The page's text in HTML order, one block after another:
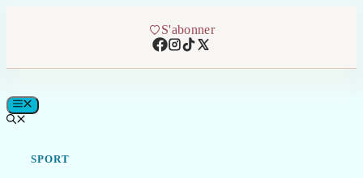
S'abonner
MENU
SPORT